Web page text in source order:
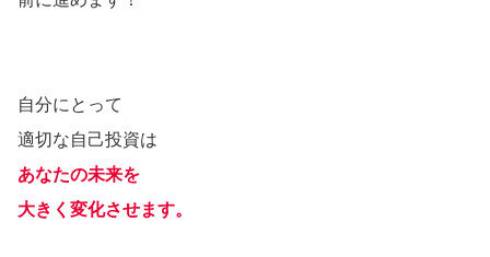
自分にとって
適切な自己投資は
あなたの未来を
大きく変化させます。